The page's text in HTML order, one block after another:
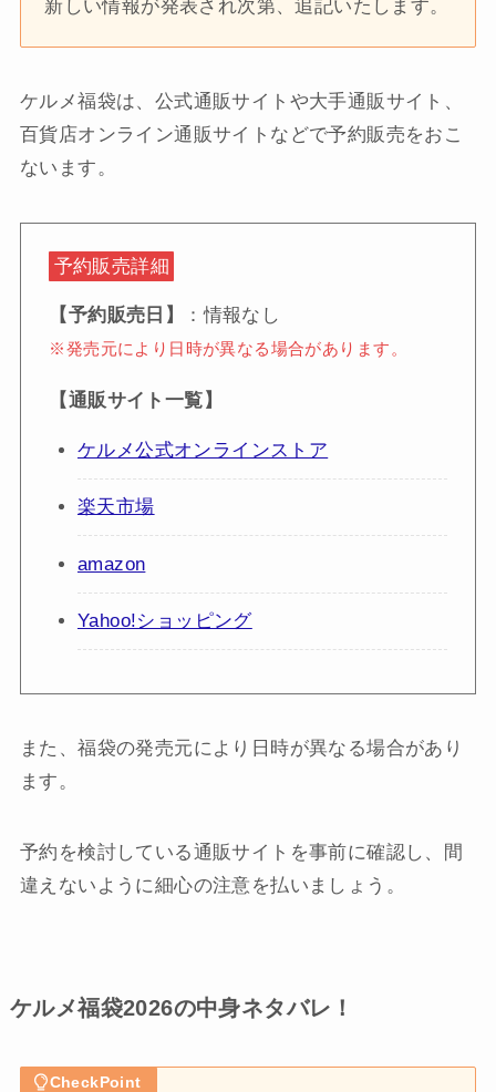
新しい情報が発表され次第、追記いたします。
ケルメ福袋は、公式通販サイトや大手通販サイト、
百貨店オンライン通販サイトなどで予約販売をおこ
ないます。
予約販売詳細
【予約販売日】 ：情報なし
※発売元により日時が異なる場合があります。
【通販サイト一覧】
ケルメ公式オンラインストア
楽天市場
amazon
Yahoo!ショッピング
また、福袋の発売元により日時が異なる場合があり
ます。
予約を検討している通販サイトを事前に確認し、間
違えないように細心の注意を払いましょう。
ケルメ福袋2026の中身ネタバレ！
CheckPoint